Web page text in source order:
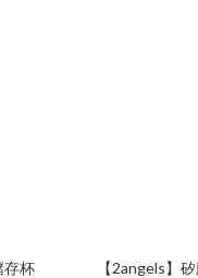
存杯
【2angels】